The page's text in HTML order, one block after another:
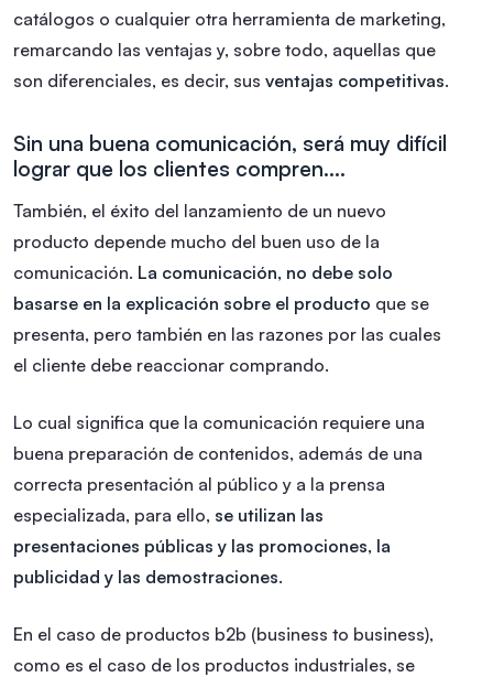
catálogos o cualquier otra herramienta de marketing,
remarcando las ventajas y, sobre todo, aquellas que
son diferenciales, es decir, sus ventajas competitivas.
Sin una buena comunicación, será muy difícil
lograr que los clientes compren….
También, el éxito del lanzamiento de un nuevo
producto depende mucho del buen uso de la
comunicación. La comunicación, no debe solo
basarse en la explicación sobre el producto que se
presenta, pero también en las razones por las cuales
el cliente debe reaccionar comprando.
Lo cual significa que la comunicación requiere una
buena preparación de contenidos, además de una
correcta presentación al público y a la prensa
especializada, para ello, se utilizan las
presentaciones públicas y las promociones, la
publicidad y las demostraciones.
En el caso de productos b2b (business to business),
como es el caso de los productos industriales, se